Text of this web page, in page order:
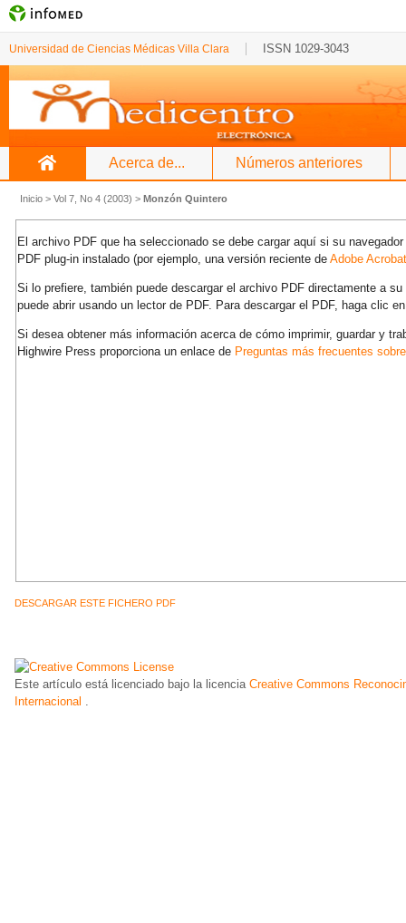
Universidad de Ciencias Médicas Villa Clara ISSN 1029-3043
Acerca de... Números anteriores
Inicio > Vol 7, No 4 (2003) > Monzón Quintero
El archivo PDF que ha seleccionado se debe cargar aquí si su
PDF plug-in instalado (por ejemplo, una versión reciente de Adobe
Si lo prefiere, también puede descargar el archivo PDF directamente a su
puede abrir usando un lector de PDF. Para descargar el PDF, haga clic
Si desea obtener más información acerca de cómo imprimir, guardar y
Highwire Press proporciona un enlace de Preguntas más frecuentes
DESCARGAR ESTE FICHERO PDF
Este artículo está licenciado bajo la licencia Creative Commons
Internacional .